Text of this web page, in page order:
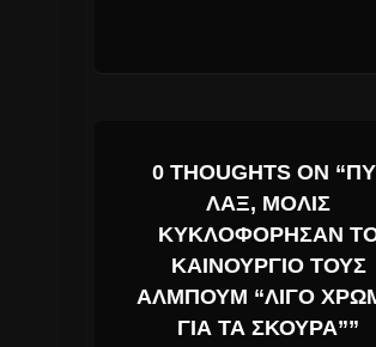
0 THOUGHTS ON
ΛΑΞ, ΜΌΛΙΣ
ΚΥΚΛΟΦΌΡΗΣΑΝ
ΚΑΙΝΟΎΡΓΙΟ ΤΟΥΣ
ΆΛΜΠΟΥΜ “ΛΊΓΟ
ΓΙΑ ΤΑ ΣΚΟΎΡΑ””